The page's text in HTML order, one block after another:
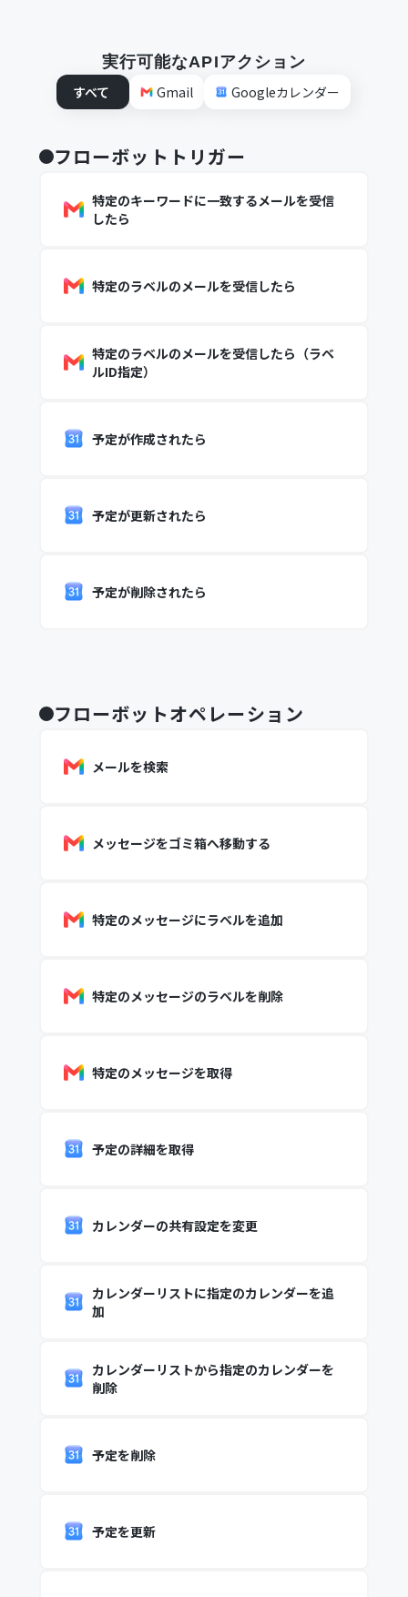
実行可能なAPIアクション
すべて
Gmail Googleカレンダー
フローボットトリガー
特定のキーワードに一致するメールを受信
したら
特定のラベルのメールを受信したら
特定のラベルのメールを受信したら（ラベ
ルID指定）
予定が作成されたら
予定が更新されたら
予定が削除されたら
フローボットオペレーション
メールを検索
メッセージをゴミ箱へ移動する
特定のメッセージにラベルを追加
特定のメッセージのラベルを削除
特定のメッセージを取得
予定の詳細を取得
カレンダーの共有設定を変更
カレンダーリストに指定のカレンダーを追
加
カレンダーリストから指定のカレンダーを
削除
予定を削除
予定を更新